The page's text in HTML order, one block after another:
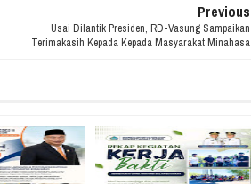
Previous
Usai Dilantik Presiden, RD-Vasung Sampaikan
Terimakasih Kepada Kepada Masyarakat Minahasa